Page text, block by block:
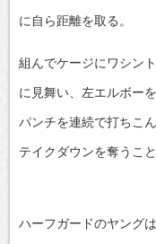
に自ら距離を取る。
組んでケージにワシン
に見舞い、左エルボー
パンチを連続で打ちこ
テイクダウンを奪うこ
ハーフガードのヤング